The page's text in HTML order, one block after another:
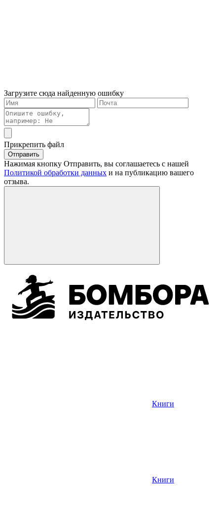
Загрузите сюда найденную ошибку
Прикрепить файл
Отправить
Нажимая кнопку Отправить, вы соглашаетесь с нашей
Политикой обработки данных и на публикацию вашего
отзыва.
Книги
Книги